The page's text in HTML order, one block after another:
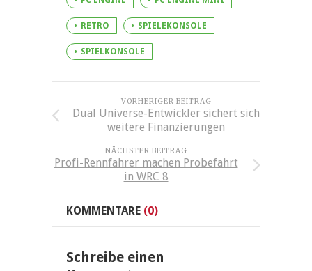
RETRO SPIELEKONSOLE
SPIELKONSOLE
VORHERIGER BEITRAG
Dual Universe-Entwickler sichert sich
weitere Finanzierungen
NÄCHSTER BEITRAG
Profi-Rennfahrer machen Probefahrt
in WRC 8
KOMMENTARE (0)
Schreibe einen